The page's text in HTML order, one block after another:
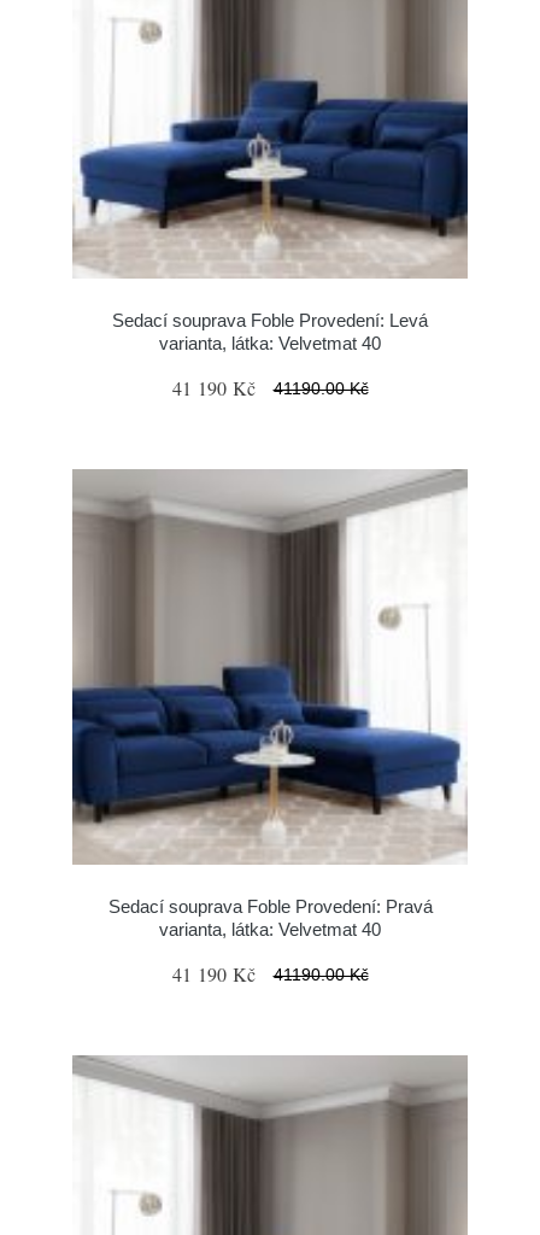
Sedací souprava Foble Provedení: Levá
varianta, látka: Velvetmat 40
41 190 Kč 41190.00 Kč
Sedací souprava Foble Provedení: Pravá
varianta, látka: Velvetmat 40
41 190 Kč 41190.00 Kč